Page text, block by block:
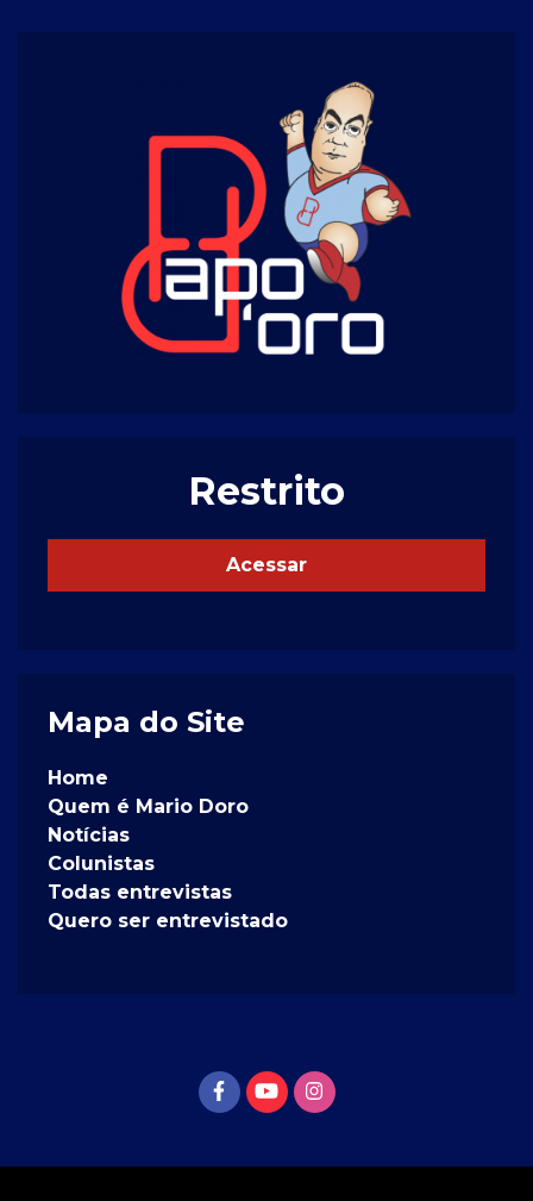
Restrito
Acessar
Mapa do Site
Home
Quem é Mario Doro
Notícias
Colunistas
Todas entrevistas
Quero ser entrevistado